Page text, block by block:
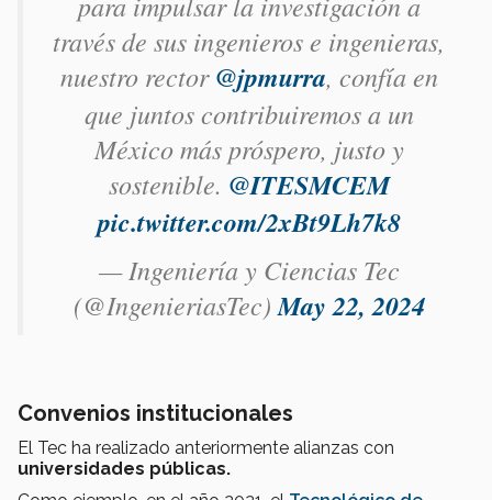
través de sus ingenieros e ingenieras,
nuestro rector@jpmurra, confía en
que juntos contribuiremos a un
México más próspero, justo y
sostenible. @ITESMCEM
pic.twitter.com/2xBt9Lh7k8
— Ingeniería y Ciencias Tec
(@IngenieriasTec) May 22, 2024
Convenios institucionales
El Tec ha realizado anteriormente alianzas con
universidades públicas.